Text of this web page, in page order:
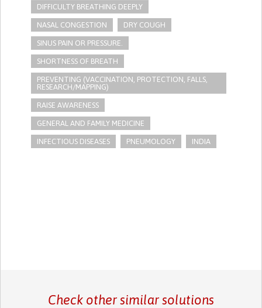
DIFFICULTY BREATHING DEEPLY
NASAL CONGESTION DRY COUGH
SINUS PAIN OR PRESSURE.
SHORTNESS OF BREATH
PREVENTING (VACCINATION, PROTECTION, FALLS,
RESEARCH/MAPPING)
RAISE AWARENESS
GENERAL AND FAMILY MEDICINE
INFECTIOUS DISEASES PNEUMOLOGY INDIA
Check other similar solutions